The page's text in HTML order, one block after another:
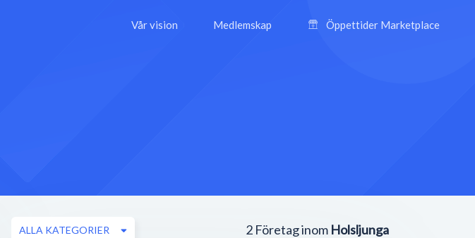
Vår vision Medlemskap Öppettider Marketplace
2 Företag inom Holsljunga
ALLA KATEGORIER